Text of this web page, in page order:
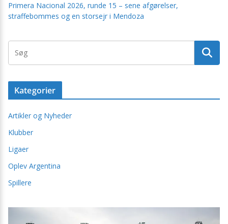
Primera Nacional 2026, runde 15 – sene afgørelser,
straffebommes og en storsejr i Mendoza
Kategorier
Artikler og Nyheder
Klubber
Ligaer
Oplev Argentina
Spillere